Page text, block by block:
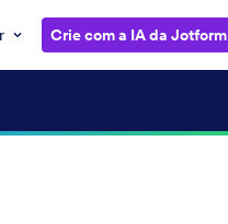
Crie com a IA da Jotform